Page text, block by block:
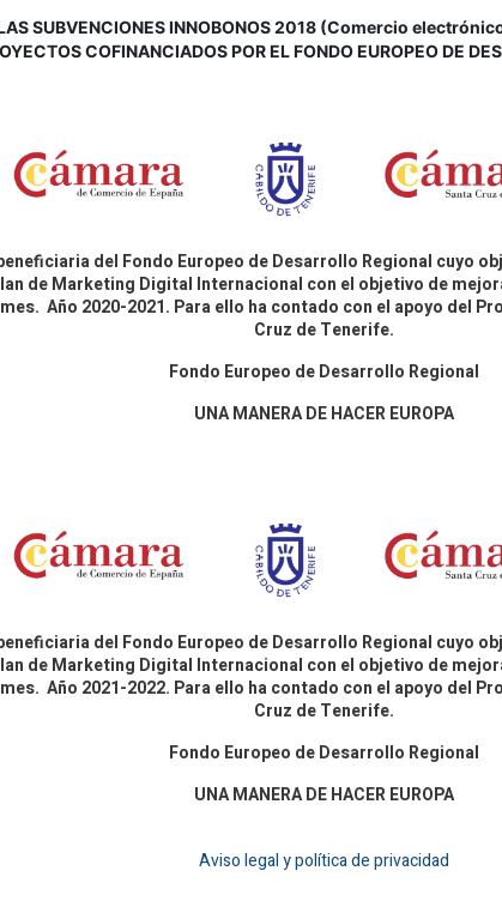
LAS SUBVENCIONES INNOBONOS 2018 (Comercio
COFINANCIADOS POR EL FONDO EUROPEO DE
beneficiaria del Fondo Europeo de Desarrollo Regional
de Marketing Digital Internacional con el objetivo de
Año 2020-2021. Para ello ha contado con el apoyo del
Cruz de Tenerife.
Fondo Europeo de Desarrollo Regional
UNA MANERA DE HACER EUROPA
beneficiaria del Fondo Europeo de Desarrollo Regional
de Marketing Digital Internacional con el objetivo de
Año 2021-2022. Para ello ha contado con el apoyo del
Cruz de Tenerife.
Fondo Europeo de Desarrollo Regional
UNA MANERA DE HACER EUROPA
Aviso legal y política de privacidad